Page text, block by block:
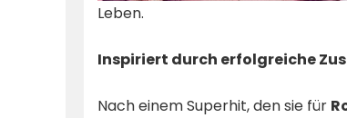
Leben.
Inspiriert durch erfolgreiche
Nach einem Superhit, den sie für